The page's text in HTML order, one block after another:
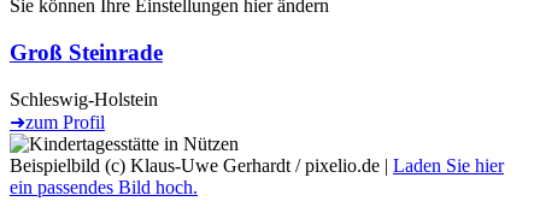
Sie können Ihre Einstellungen hierändern
Groß Steinrade
Schleswig-Holstein
➜zum Profil
Beispielbild (c) Klaus-Uwe Gerhardt / pixelio.de | Laden Sie hier
ein passendes Bild hoch.